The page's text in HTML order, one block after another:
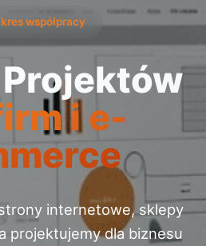
współpracy
i e-
internetowe, sklepy
projektujemy dla biznesu